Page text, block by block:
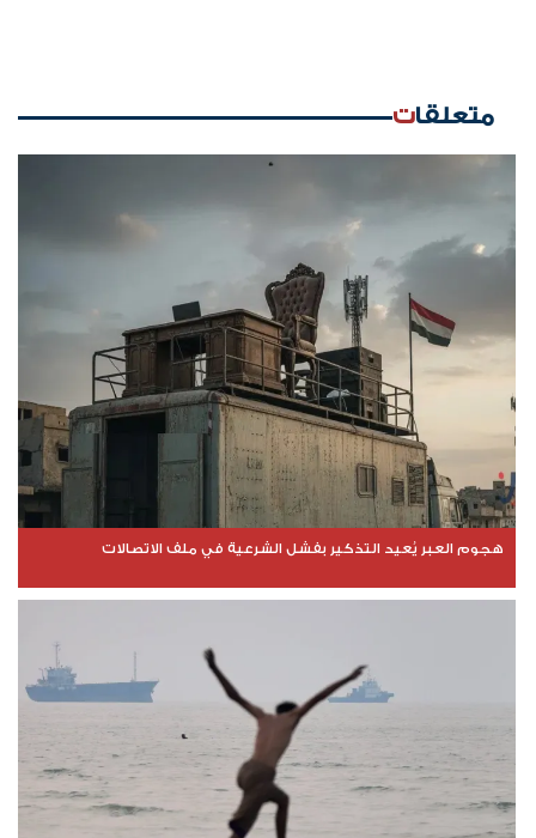
متعلقات
هجوم العبر يُعيد التذكير بفشل الشرعية في ملف الاتصالات